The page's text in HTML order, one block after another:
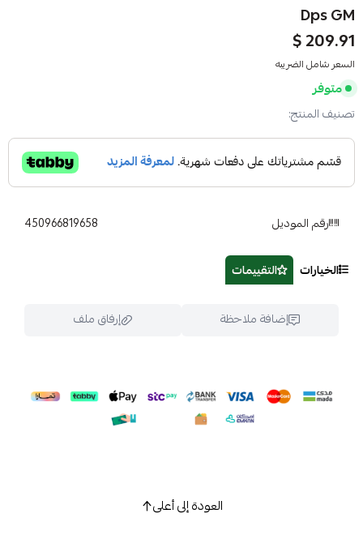
Dps GM
209.91 $
السعر شامل الضريبه
متوفر
تصنيف المنتج:
رقم الموديل 450966819658
الخيارات التقييمات
إضافة ملاحظة إرفاق ملف
اسحب و افلت الملف هنا
استعراض
العودة إلى أعلى